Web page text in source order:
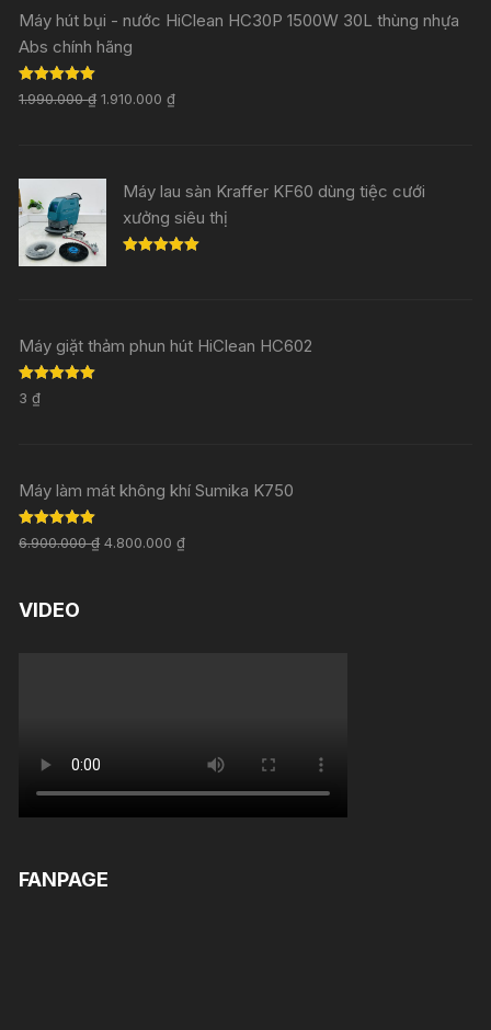
Máy hút bụi - nước HiClean HC30P 1500W 30L thùng nhựa
Abs chính hãng
Rated 5.00
out of 5
1.990.000₫ 1.910.000₫
Máy lau sàn Kraffer KF60 dùng tiệc cưới
xưởng siêu thị
Máy giặt thảm phun hút HiClean HC602
Rated
out of 5
3₫
Máy làm mát không khí Sumika K750
Rated 5.00
out of 5
6.900.000₫ 4.800.000₫
VIDEO
FANPAGE